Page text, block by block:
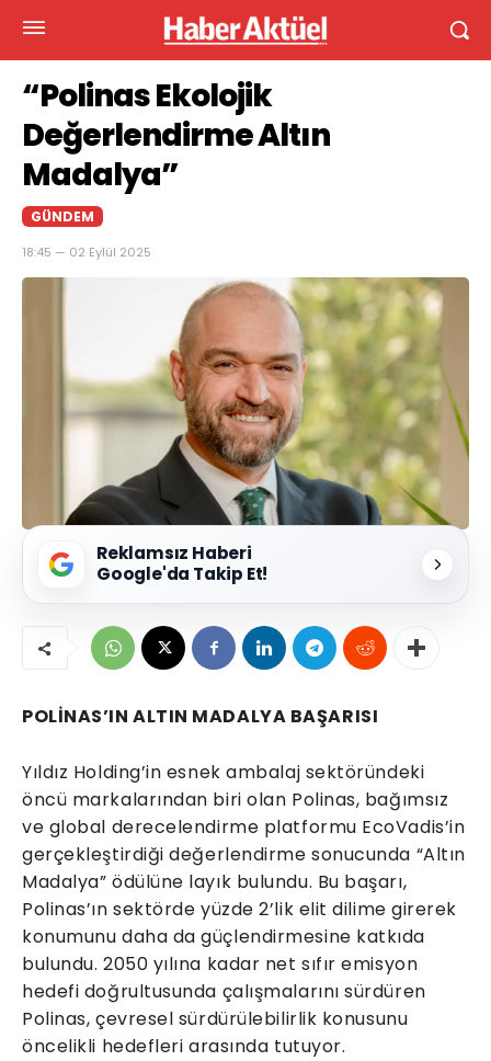
“Polinas Ekolojik
Değerlendirme Altın
Madalya”
GÜNDEM
18:45 — 02 Eylül 2025
Reklamsız Haberi
Google'da Takip Et!
POLİNAS’IN ALTIN MADALYA BAŞARISI
Yıldız Holding’in esnek ambalaj sektöründeki
öncü markalarından biri olan Polinas, bağımsız
ve global derecelendirme platformu EcoVadis’in
gerçekleştirdiği değerlendirme sonucunda “Altın
Madalya” ödülüne layık bulundu. Bu başarı,
Polinas’ın sektörde yüzde 2’lik elit dilime girerek
konumunu daha da güçlendirmesine katkıda
bulundu. 2050 yılına kadar net sıfır emisyon
hedefi doğrultusunda çalışmalarını sürdüren
Polinas, çevresel sürdürülebilirlik konusunu
öncelikli hedefleri arasında tutuyor.